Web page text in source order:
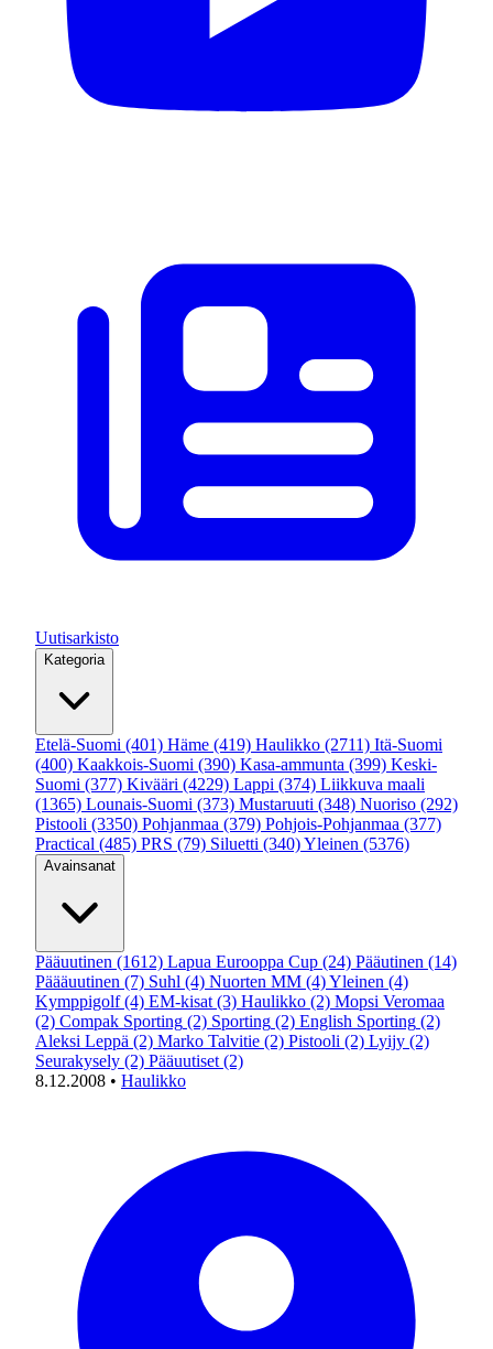
Uutisarkisto
Kategoria
Etelä-Suomi (401) Häme (419) Haulikko (2711) Itä-Suomi
(400) Kaakkois-Suomi (390) Kasa-ammunta (399) Keski-
Suomi (377) Kivääri (4229) Lappi (374) Liikkuva maali
(1365) Lounais-Suomi (373) Mustaruuti (348) Nuoriso (292)
Pistooli (3350) Pohjanmaa (379) Pohjois-Pohjanmaa (377)
Practical (485) PRS (79) Siluetti (340)Yleinen (5376)
Avainsanat
Pääuutinen (1612) Lapua Eurooppa Cup (24) Pääutinen (14)
Päääuutinen (7) Suhl (4) Nuorten MM (4)Yleinen (4)
Kymppigolf (4) EM-kisat (3) Haulikko (2) Mopsi Veromaa
(2) Compak Sporting (2) Sporting (2) English Sporting (2)
Aleksi Leppä (2) Marko Talvitie (2) Pistooli (2) Lyijy (2)
Seurakysely (2) Pääuutiset (2)
8.12.2008 • Haulikko